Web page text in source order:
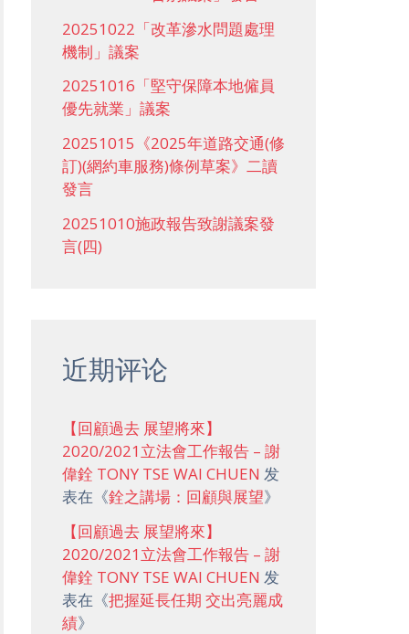
20251022「改革滲水問題處理
機制」議案
20251016「堅守保障本地僱員
優先就業」議案
20251015《2025年道路交通(修
訂)(網約車服務)條例草案》二讀
發言
20251010施政報告致謝議案發
言(四)
近期评论
【回顧過去 展望將來】
2020/2021立法會工作報告 – 謝
偉銓 TONY TSE WAI CHUEN 发
表在《銓之講場：回顧與展望》
【回顧過去 展望將來】
2020/2021立法會工作報告 – 謝
偉銓 TONY TSE WAI CHUEN 发
表在《把握延長任期 交出亮麗成
績》